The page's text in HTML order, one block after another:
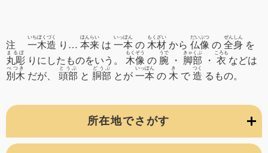
所在地でさがす
注 一木造
いちぼくづく
り… 本来
ほんらい
は 一本
いっぽん
の 木材
もくざい
から 仏像
だいぶつ
の 全身
ぜんしん
を
丸彫
まるぼ
りにしたものをいう。 木像
もくぞう
の 腕
うで
・ 脚部
きゃくぶ
・ 衣
ころも
などは
別木
べつき
だが、 頭部
とうぶ
と 胴部
どうぶ
とが 一本
いっぽん
の 木
き
で 造
つく
るもの。